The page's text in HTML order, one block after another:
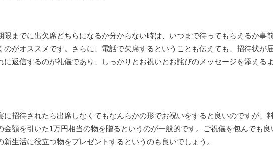
限までに出欠席どちらになるか分からない時は、いつまで待ってもらえるか事
のがオススメです。さらに、電話で欠席するということも伝えても、招待状が
に返信するのが礼儀であり、しっかりとお祝いとお詫びのメッセージを添える
に招待されたら出席しなくてもなんらかの形でお祝いをすると良いのですが、
金額を引いた1万円相当の物を贈るというのが一般的です。ご祝儀を包んでも良
新生活に役立つ物をプレゼントするというのも良いでしょう。